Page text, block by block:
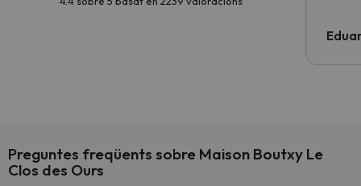
Preguntes freqüents sobre Maison Boutxy Le
Clos des Ours